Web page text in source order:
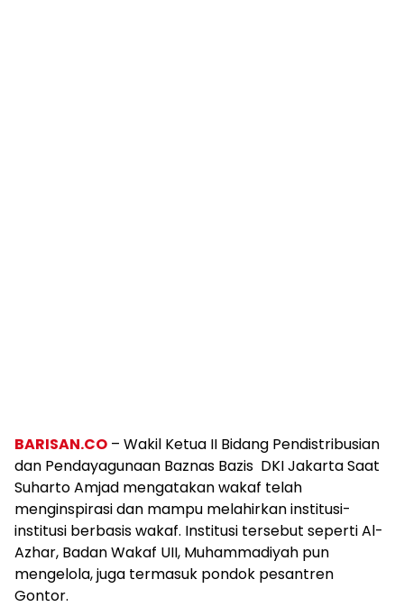
BARISAN.CO – Wakil Ketua II Bidang Pendistribusian
dan Pendayagunaan Baznas Bazis DKI Jakarta Saat
Suharto Amjad mengatakan wakaf telah
menginspirasi dan mampu melahirkan institusi-
institusi berbasis wakaf. Institusi tersebut seperti Al-
Azhar, Badan Wakaf UII, Muhammadiyah pun
mengelola, juga termasuk pondok pesantren
Gontor.